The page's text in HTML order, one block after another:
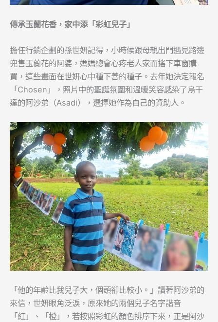
傳承玉蘭花香，家中添「彩虹兒子」
擔任行銷企劃的孫世妍記得，小時候跟母親出門遇見路邊
兜售玉蘭花的阿婆，媽媽總會心疼老人家而搖下車窗購
買，這些畫面在世妍心中種下善的種子。去年她決定報名
「Chosen」，照片中的聖誕氛圍和溫暖笑容感染了烏干
達的阿沙弟（Asadi），選擇她作為自己的資助人。
「他的年齡比我兒子大，個頭卻比較小。」讀著阿沙弟的
來信，世妍眼角泛淚，原來她的兩個兒子名字諧音
「紅」、「橙」，若按照彩虹的顏色排序下來，正是阿沙